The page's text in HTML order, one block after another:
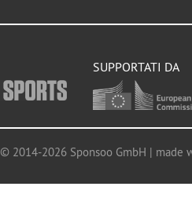
SUPPORTATI DA
© 2014-2026 Sponsoo GmbH | made